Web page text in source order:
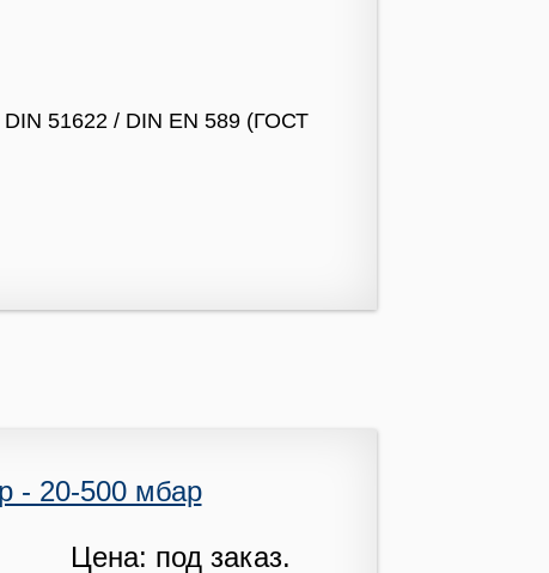
DIN 51622 / DIN EN 589 (ГОСТ
- 20-500 мбар
Цена: под заказ.